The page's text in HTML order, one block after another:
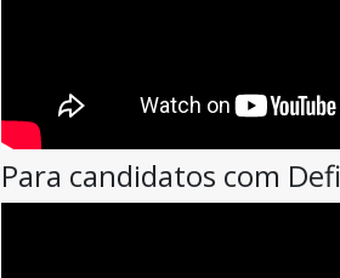
Para candidatos com